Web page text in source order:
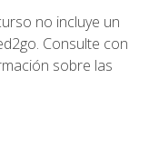
no incluye un
Consulte con
sobre las